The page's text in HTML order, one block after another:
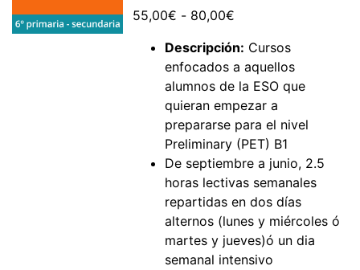
55,00€ - 80,00€
Descripción: Cursos
enfocados a aquellos
alumnos de la ESO que
quieran empezar a
prepararse para el nivel
Preliminary (PET) B1
De septiembre a junio, 2.5
horas lectivas semanales
repartidas en dos días
alternos (lunes y miércoles ó
martes y jueves)ó un dia
semanal intensivo